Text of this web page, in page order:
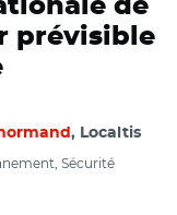
de
prévisible
, Localtis
Sécurité